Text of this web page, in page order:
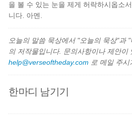
을 볼 수 있는 눈을 제게 허락하시옵소
니다. 아멘.
오늘의 말씀 묵상에서 "오늘의 묵상"과
의 저작물입니다. 문의사항이나 제안이
help@verseoftheday.com 로 메일 주시
한마디 남기기